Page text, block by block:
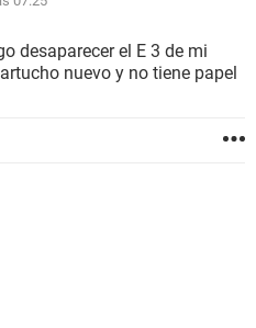
desaparecer el E 3 de mi
nuevo y no tiene papel